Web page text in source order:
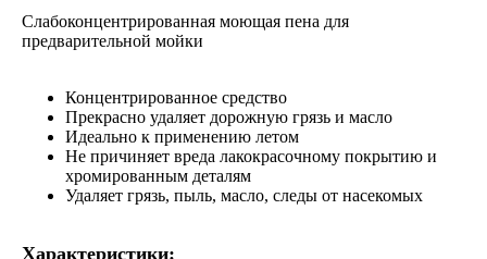
Слабоконцентрированная моющая пена для
предварительной мойки
Концентрированное средство
Прекрасно удаляет дорожную грязь и масло
Идеально к применению летом
Не причиняет вреда лакокрасочному покрытию и
хромированным деталям
Удаляет грязь, пыль, масло, следы от насекомых
Характеристики: